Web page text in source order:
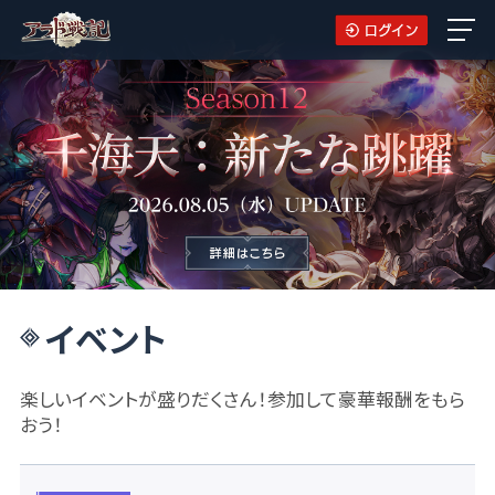
イベント
楽しいイベントが盛りだくさん！参加して豪華報酬をもら
おう！